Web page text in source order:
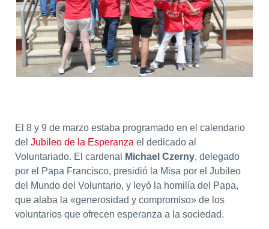
El 8 y 9 de marzo estaba programado en el calendario
del Jubileo de la Esperanza el dedicado al
Voluntariado. El cardenal
Michael Czerny, delegado
por el Papa Francisco, presidió la Misa por el Jubileo
del Mundo del Voluntario, y leyó la homilía del Papa,
que alaba la «generosidad y compromiso» de los
voluntarios que ofrecen esperanza a la sociedad.